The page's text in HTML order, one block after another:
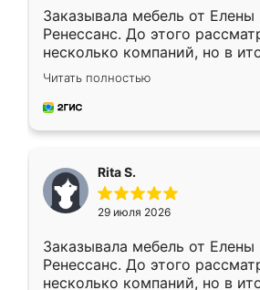
Заказывала мебель от Елены
Ренессанс. До этого
несколько компаний, но в
эту. Сначала обговорили
приехал замерщик, всё
и снял размеры. Изготовили в
каких-либо доработок.
довольна, все выглядит так,
Читать полностью
Rita S.
29 июля 2026
Заказывала мебель от Елены
Ренессанс. До этого
несколько компаний, но в